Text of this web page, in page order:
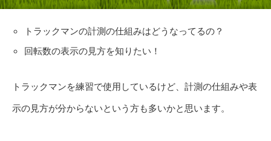
トラックマンの計測の仕組みはどうなってるの？
回転数の表示の見方を知りたい！
トラックマンを練習で使用しているけど、計測の仕組みや表
示の見方が分からないという方も多いかと思います。